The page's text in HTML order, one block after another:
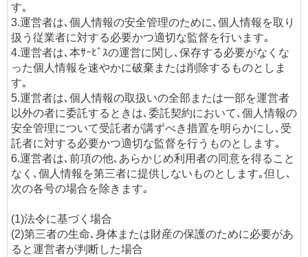
す｡
3.運営者は､個人情報の安全管理のために､個人情報を取り
扱う従業者に対する必要かつ適切な監督を行います｡
4.運営者は､本ｻｰﾋﾞｽの運営に関し､保存する必要がなくな
った個人情報を速やかに破棄または削除するものとしま
す｡
5.運営者は､個人情報の取扱いの全部または一部を運営者
以外の者に委託するときは､委託契約において､個人情報の
安全管理について受託者が講ずべき措置を明らかにし､受
託者に対する必要かつ適切な監督を行うものとします｡
6.運営者は､前項の他､あらかじめ利用者の同意を得ること
なく､個人情報を第三者に提供しないものとします｡但し､
次の各号の場合を除きます｡
(1)法令に基づく場合
(2)第三者の生命､身体または財産の保護のために必要があ
ると運営者が判断した場合